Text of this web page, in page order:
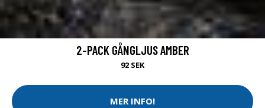
2-PACK GÅNGLJUS AMBER
92 SEK
MER INFO!